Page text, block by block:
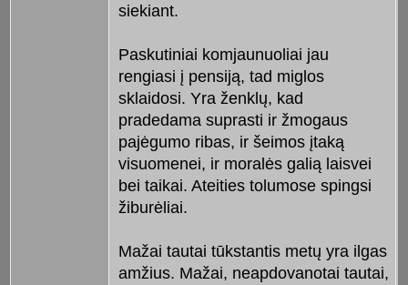
siekiant.
Paskutiniai komjaunuoliai jau
rengiasi į pensiją, tad miglos
sklaidosi. Yra ženklų, kad
pradedama suprasti ir žmogaus
pajėgumo ribas, ir šeimos įtaką
visuomenei, ir moralės galią laisvei
bei taikai. Ateities tolumose spingsi
žiburėliai.
Mažai tautai tūkstantis metų yra ilgas
amžius. Mažai, neapdovanotai tautai,